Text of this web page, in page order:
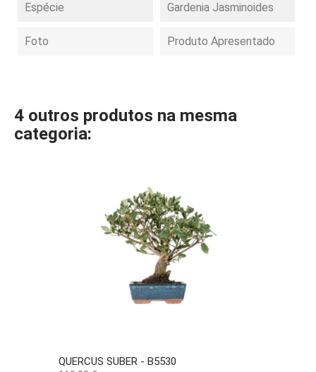
Espécie Gardenia Jasminoides
Foto Produto Apresentado
4 outros produtos na mesma
categoria:
QUERCUS SUBER - B5530